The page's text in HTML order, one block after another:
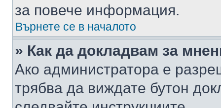
за повече информация.
Върнете се в началото
» Как да докладвам за
Ако администратора е
трябва да виждате бутон